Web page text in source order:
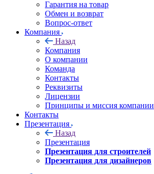
Гарантия на товар
Обмен и возврат
Вопрос-ответ
Компания
Назад
Компания
О компании
Команда
Контакты
Реквизиты
Лицензии
Принципы и миссия компании
Контакты
Презентация
Назад
Презентация
Презентация для строителей
Презентация для дизайнеров